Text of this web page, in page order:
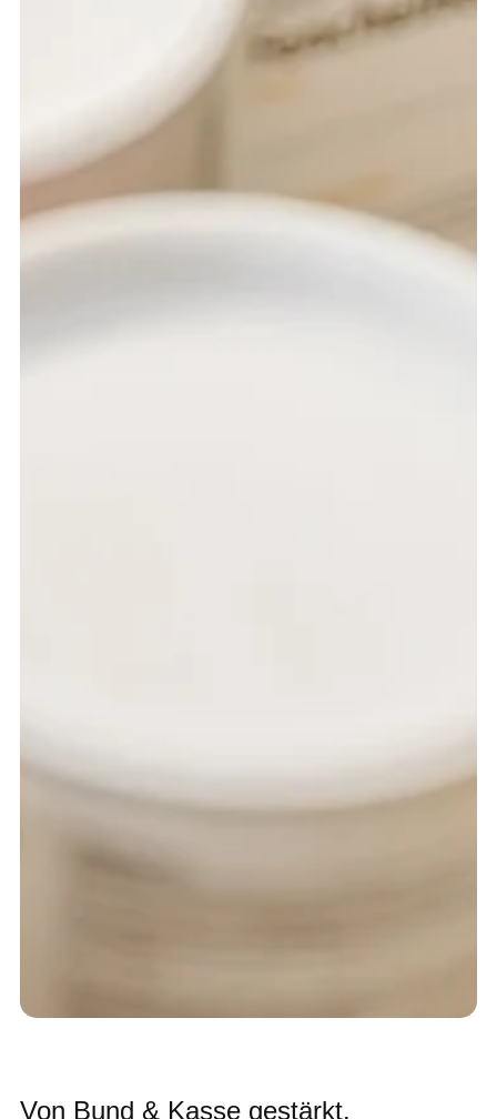
Von Bund & Kasse gestärkt.